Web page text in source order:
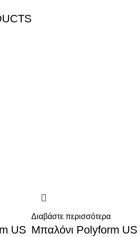
US
Διαβάστε περισσότερα
Μπαλόνι Polyform US